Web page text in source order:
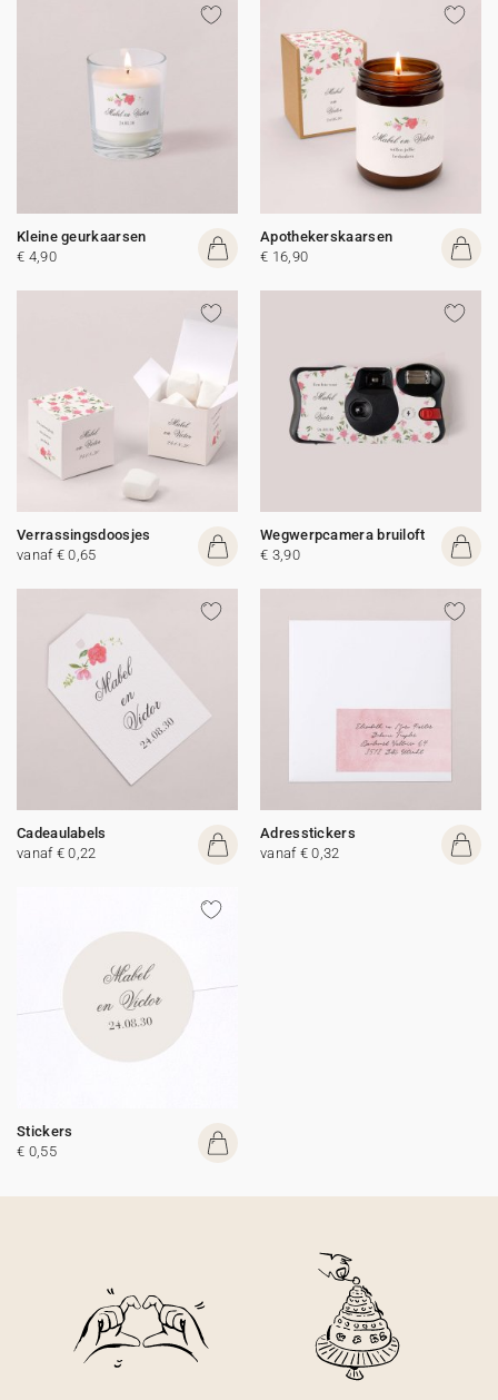
Kleine geurkaarsen
€ 4,90
Apothekerskaarsen
€ 16,90
Verrassingsdoosjes
vanaf € 0,65
Wegwerpcamera bruiloft
€ 3,90
Cadeaulabels
vanaf € 0,22
Adresstickers
vanaf € 0,32
Stickers
€ 0,55